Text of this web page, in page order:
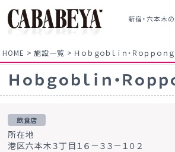
新宿・六本木
HOME 施設一覧 Ｈｏｂｇｏｂｌｉｎ・Ｒｏｐｐｏｎｇ
Ｈｏｂｇｏｂｌｉｎ・Ｒｏｐｐ
飲食店
所在地
港区六本木３丁目１６－３３－１０２